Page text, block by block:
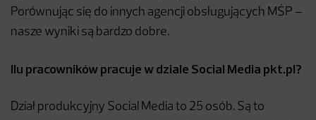
Porównując się do innych agencji obsługujących MŚP –
nasze wyniki są bardzo dobre.
Ilu pracowników pracuje w dziale Social Media pkt.pl?
Dział produkcyjny Social Media to 25 osób. Są to